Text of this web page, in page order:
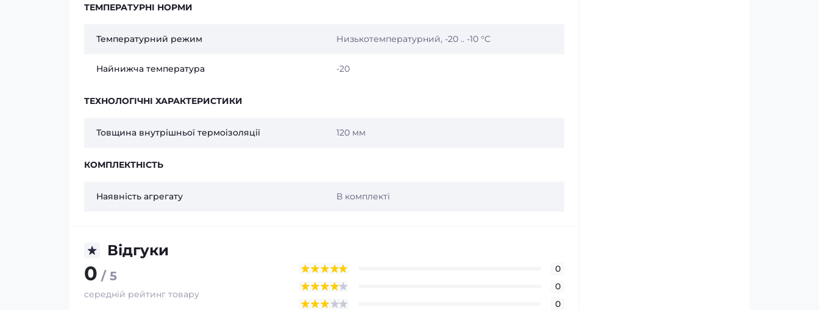
ТЕМПЕРАТУРНІ НОРМИ
Температурний режим Низькотемпературний, -20 .. -10 °C
Найнижча температура -20
ТЕХНОЛОГІЧНІ ХАРАКТЕРИСТИКИ
Товщина внутрішньої термоізоляції 120 мм
КОМПЛЕКТНІСТЬ
Наявність агрегату В комплекті
Відгуки
0 / 5
середній рейтинг товару
0
0
0